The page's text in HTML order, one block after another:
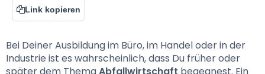
Link kopieren
Bei Deiner Ausbildung im Büro, im Handel oder in der
Industrie ist es wahrscheinlich, dass Du früher oder